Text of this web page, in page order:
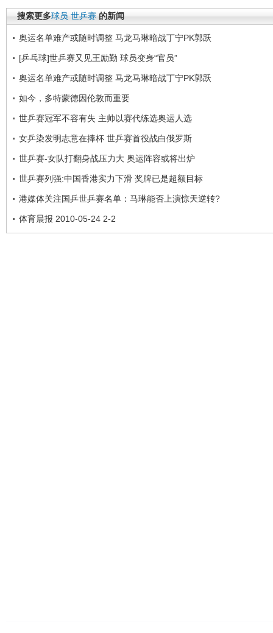
搜索更多球员 世乒赛 的新闻
奥运名单难产或随时调整 马龙马琳暗战丁宁PK郭跃
[乒乓球]世乒赛又见王励勤 球员变身“官员”
奥运名单难产或随时调整 马龙马琳暗战丁宁PK郭跃
如今，多特蒙德因伦敦而重要
世乒赛冠军不容有失 主帅以赛代练选奥运人选
女乒染发明志意在捧杯 世乒赛首役战白俄罗斯
世乒赛-女队打翻身战压力大 奥运阵容或将出炉
世乒赛列强:中国香港实力下滑 奖牌已是超额目标
港媒体关注国乒世乒赛名单：马琳能否上演惊天逆转?
体育晨报 2010-05-24 2-2